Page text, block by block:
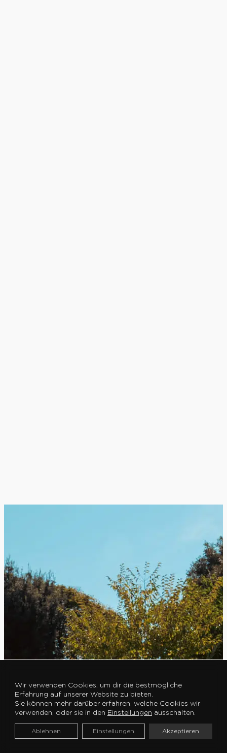
Wir verwenden Cookies, um dir die bestmögliche
Erfahrung auf unserer Website zu bieten.
Sie können mehr darüber erfahren, welche Cookies wir
verwenden, oder sie in den Einstellungen ausschalten.
Akzeptieren
Ablehnen Einstellungen